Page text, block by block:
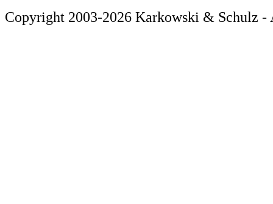
Copyright 2003-2026 Karkowski & Schulz